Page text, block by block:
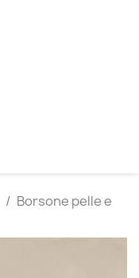
Borsone pelle e